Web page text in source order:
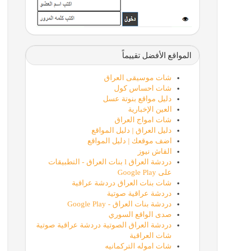
المواقع الأفضل تقييماً
شات موسيقى العراق
شات احساس كول
دليل مواقع بنوتة عسل
العين الإخبارية
شات امواج العراق
دليل العراق | دليل المواقع
اضف موقعك | دليل المواقع
القاش نيوز
دردشة العراق l بنات العراق - التطبيقات
على Google Play
شات بنات العراق دردشة عراقية
دردشة عراقية صوتية
دردشة بنات العراق - Google Play
صدى الواقع السوري
دردشة العراق الصوتية دردشة عراقية صوتية
شات العراقية
شات اموله التركمانيه